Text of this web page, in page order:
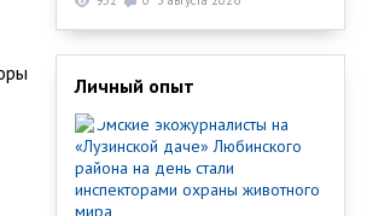
Личный опыт